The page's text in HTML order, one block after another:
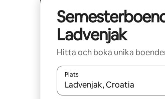
Ladvenjak
Hitta och boka unika
Plats
När resultaten är tillgängliga